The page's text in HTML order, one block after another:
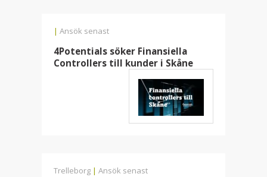
| Ansök senast
4Potentials söker Finansiella
Controllers till kunder i Skåne
Trelleborg| Ansök senast